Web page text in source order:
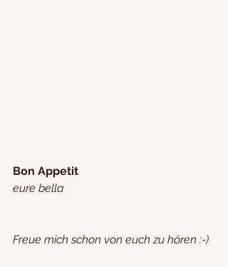
Bon Appetit
eure bella
Freue mich schon von euch zu hören :-)